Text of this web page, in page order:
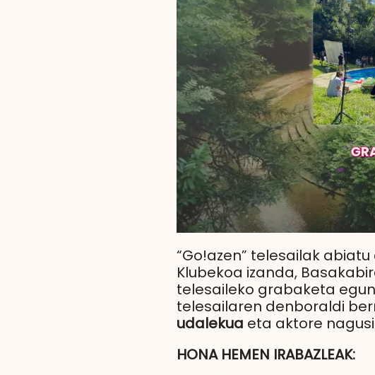
“Go!azen” telesailak
Klubekoa izanda,
telesaileko grabaketa
telesailaren denboraldi
udalekua eta aktore
HONA HEMEN IRABAZLEAK: